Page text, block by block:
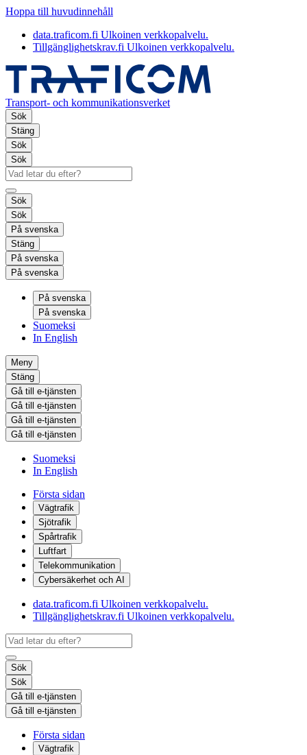
Hoppa till huvudinnehåll
data.traficom.fi Ulkoinen verkkopalvelu.
Tillgänglighetskrav.fi Ulkoinen verkkopalvelu.
Transport- och kommunikationsverket
Sök
Stäng
Sök
Sök
Sök
Sök
På svenska
Stäng
På svenska
På svenska
På svenska
På svenska
Suomeksi
In English
Meny
Stäng
Gå till e-tjänsten
Gå till e-tjänsten
Gå till e-tjänsten
Gå till e-tjänsten
Suomeksi
In English
Första sidan
Vägtrafik
Sjötrafik
Spårtrafik
Luftfart
Telekommunikation
Cybersäkerhet och AI
data.traficom.fi Ulkoinen verkkopalvelu.
Tillgänglighetskrav.fi Ulkoinen verkkopalvelu.
Sök
Sök
Gå till e-tjänsten
Gå till e-tjänsten
Första sidan
Vägtrafik